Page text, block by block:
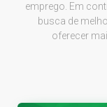
emprego. Em
busca de
oferecer